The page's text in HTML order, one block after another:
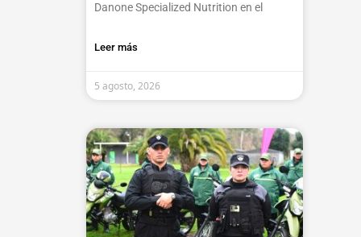
Danone Specialized Nutrition en el
Leer más
5 agosto, 2026